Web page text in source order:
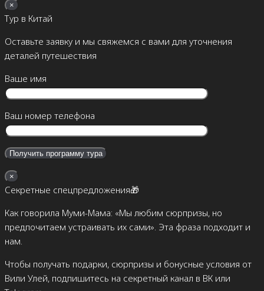
×
Тур в Китай
Оставьте заявку и мы свяжемся с вами для уточнения
деталей путешествия
Ваше имя
Ваш номер телефона
×
Секретные спецпредложения🎁
Как говорила Муми-Мама: «Мы любим сюрпризы, но
предпочитаем устраивать их сами». Эта фраза подходит и
нам.
Чтобы получать подарки, сюрпризы и бонусные условия от
Вили Улей, подпишитесь на секретный канал в ВК или